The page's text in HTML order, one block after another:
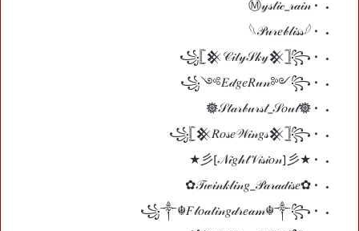
• Ⓜ𝓎𝓈𝓉𝒾𝒸_𝓇𝒶𝒾𝓃
• 𓆩𝒫𝓊𝓇𝑒𝒷𝓁𝒾𝓈𝓈𓆪
• ꧁𓊈𒆜𝒞𝒾𝓉𝓎𝒮𝓀𝓎𒆜𓊉꧂
• ꧁༺𝐸𝒹𝑔𝑒𝑅𝓊𝓃༻꧂
• 𖣔𝒮𝓉𝒶𝓇𝒷𝓊𝓇𝓈𝓉_𝒮𝑜𝓊𝓁𖣔
• ꧁𓊈𒆜𝑅𝑜𝓈𝑒𝒲𝒾𝓃𝑔𝓈𒆜𓊉꧂
• ★彡[𝒩𝒾𝑔𝒽𝓉𝒱𝒾𝓈𝒾𝑜𝓃]彡★
• ✿𝒯𝓌𝒾𝓃𝓀𝓁𝒾𝓃𝑔_𝒫𝒶𝓇𝒶𝒹𝒾𝓈𝑒✿
• ꧁༒☬𝐹𝓁𝑜𝒶𝓉𝒾𝓃𝑔𝒹𝓇𝑒𝒶𝓂☬༒꧂